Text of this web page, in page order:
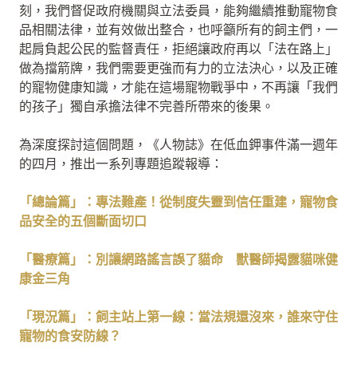
刻，我們督促政府機關與立法委員，能夠繼續推動寵物食
品相關法律，並有效做出整合，也呼籲所有的飼主們，一
起肩負起公民的監督責任，拒絕讓政府再以「法在路上」
做為擋箭牌，我們需要更強而有力的立法決心，以及正確
的寵物健康知識，才能在這場寵物戰爭中，不再讓「我們
的孩子」獨自承擔法律不完善所帶來的後果。
為深度探討這個問題，《人物誌》在低血鉀事件滿一週年
的四月，推出一系列專題追蹤報導：
「總論篇」：專法難產！從制度失靈到信任重建，寵物食
品安全的五個斷面切口
「醫療篇」：別讓網路謠言誤了貓命 獸醫師揭露貓咪健
康金三角
「現況篇」：飼主站上第一線：當法規還沒來，誰來守住
寵物的食安防線？